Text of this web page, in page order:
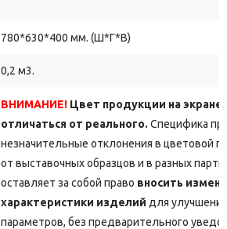
780*630*400 мм. (Ш*Г*В)
0,2 м3.
ВНИМАНИЕ! Цвет продукции на
отличаться от реального. Специфика
незначительные отклонения в цветовой
от выставочных образцов и в разных
оставляет за собой право вносить
характеристики изделий для
параметров, без предварительного